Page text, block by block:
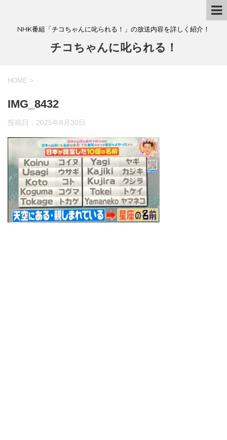
NHK番組「チコちゃんに叱られる！」の放送内容を詳しく紹介！
チコちゃんに叱られる！
HOME >
IMG_8432
投稿日： 2025年8月30日